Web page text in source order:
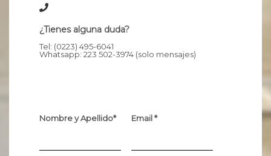
¿Tienes alguna duda?
Tel: (0223) 495-6041
Whatsapp: 223 502-3974 (solo mensajes)
Nombre y Apellido* Email *